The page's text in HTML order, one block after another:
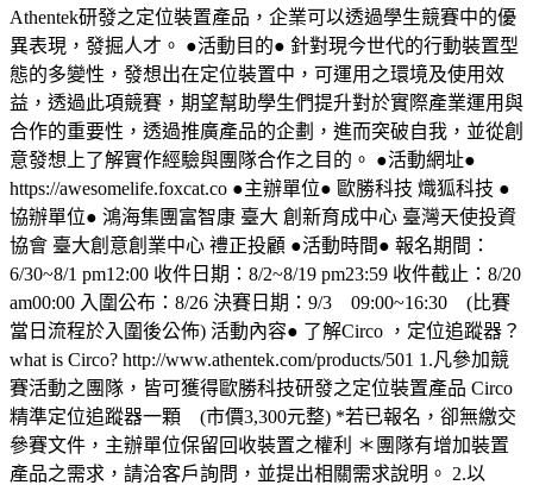
Athentek研發之定位裝置產品，企業可以透過學生競賽中的優
異表現，發掘人才。 ●活動目的● 針對現今世代的行動裝置型
態的多變性，發想出在定位裝置中，可運用之環境及使用效
益，透過此項競賽，期望幫助學生們提升對於實際產業運用與
合作的重要性，透過推廣產品的企劃，進而突破自我，並從創
意發想上了解實作經驗與團隊合作之目的。 ●活動網址●
https://awesomelife.foxcat.co ●主辦單位● 歐勝科技 熾狐科技 ●
協辦單位● 鴻海集團富智康 臺大 創新育成中心 臺灣天使投資
協會 臺大創意創業中心 禮正投顧 ●活動時間● 報名期間：
6/30~8/1 pm12:00 收件日期：8/2~8/19 pm23:59 收件截止：8/20
am00:00 入圍公布：8/26 決賽日期：9/3 09:00~16:30 (比賽
當日流程於入圍後公佈) 活動內容● 了解Circo ，定位追蹤器？
what is Circo? http://www.athentek.com/products/501 1.凡參加競
賽活動之團隊，皆可獲得歐勝科技研發之定位裝置產品 Circo
精準定位追蹤器一顆 (市價3,300元整) *若已報名，卻無繳交
參賽文件，主辦單位保留回收裝置之權利 ＊團隊有增加裝置
產品之需求，請洽客戶詢問，並提出相關需求說明。 2.以